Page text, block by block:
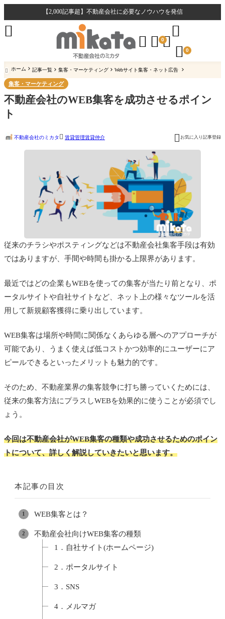
【2,000記事超】不動産会社に必要なノウハウを発信
  0

 0

 ホーム 記事一覧 集客・マーケティング Webサイト集客・ネット広告
集客・マーケティング
不動産会社のWEB集客を成功させるポイン
ト
不動産会社のミカタ  賃貸管理賃貸仲介  お気に入り記事登録
従来のチラシやポスティングなどは不動産会社集客手段は有効
ではありますが、手間や時間も掛かる上限界があります。
最近ではどの企業もWEBを使っての集客が当たり前となり、ポ
ータルサイトや自社サイトなど、ネット上の様々なツールを活
用して新規顧客獲得に乗り出しています。
WEB集客は場所や時間に関係なくあらゆる層へのアプローチが
可能であり、うまく使えば低コストかつ効率的にユーザーにア
ピールできるといったメリットも魅力的です。
そのため、不動産業界の集客競争に打ち勝っていくためには、
従来の集客方法にプラスしWEBを効果的に使うことが必須でし
ょう。
今回は不動産会社がWEB集客の種類や成功させるためのポイン
トについて、詳しく解説していきたいと思います。
本記事の目次
WEB集客とは？
不動産会社向けWEB集客の種類
1．自社サイト(ホームページ)
2．ポータルサイト
3．SNS
4．メルマガ